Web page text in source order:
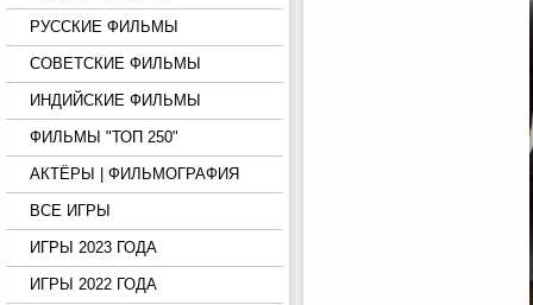
РУССКИЕ ФИЛЬМЫ
СОВЕТСКИЕ ФИЛЬМЫ
ИНДИЙСКИЕ ФИЛЬМЫ
ФИЛЬМЫ "ТОП 250"
АКТЁРЫ | ФИЛЬМОГРАФИЯ
ВСЕ ИГРЫ
ИГРЫ 2023 ГОДА
ИГРЫ 2022 ГОДА